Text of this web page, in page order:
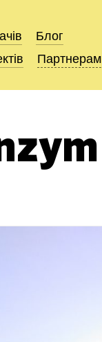
Блог
Партнерам
Блог
Партнерам